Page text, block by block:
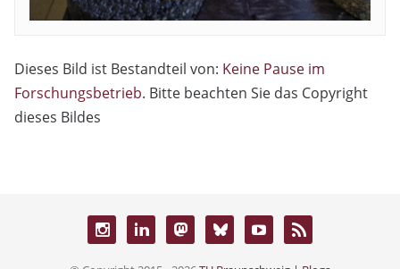
Dieses Bild ist Bestandteil von: Keine Pause im
Forschungsbetrieb. Bitte beachten Sie das Copyright
dieses Bildes